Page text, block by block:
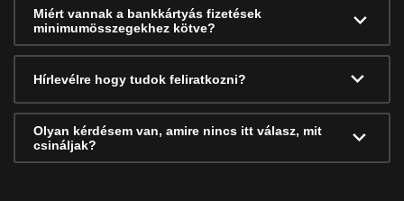
Miért vannak a bankkártyás fizetések
minimumösszegekhez kötve?
Hírlevélre hogy tudok feliratkozni?
Olyan kérdésem van, amire nincs itt válasz, mit
csináljak?